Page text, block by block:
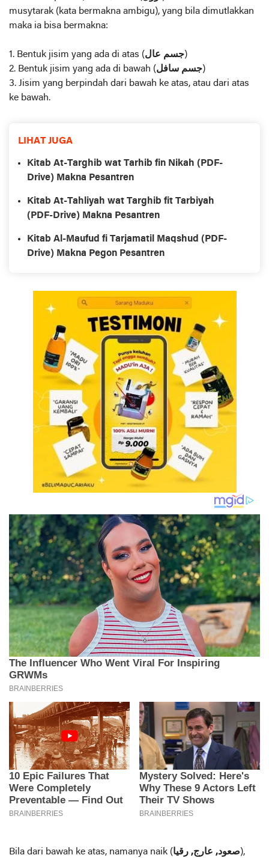
musytarak (kata bermakna ambigu), yang bila dimutlakkan
maka ia bisa bermakna:
1. Bentuk jisim yang ada di atas (جسم عال)
2. Bentuk jisim yang ada di bawah (جسم سافل)
3. Jisim yang berpindah dari bawah ke atas, atau dari atas
ke bawah.
LIHAT JUGA
Kitab At-Targhib wat Tarhib fin Nikah (PDF-
Drive) Makna Pesantren
Kitab At-Tahliyah wat Targhib fit Tarbiyah
(PDF-Drive) Makna Pesantren
Kitab Al-Maufud fi Tarjamatil Maqshud (PDF-
Drive) Makna Pegon Pesantren
Bila dari bawah ke atas, namanya naik (صعود, عارج, رقيا),